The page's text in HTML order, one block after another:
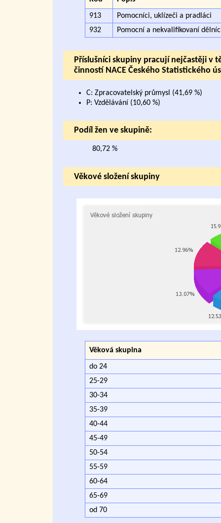
913
Pomocníci, uklízeči a pradláci
932
Pomocní a nekvalifikovaní
Příslušníci skupiny pracují nejčastěji v
činností NACE Českého Statistického
C: Zpracovatelský průmysl (41,69 %)
P: Vzdělávání (10,60 %)
Podíl žen ve skupině:
80,72 %
Věkové složení skupiny
Věková skupina
do 24
25-29
30-34
35-39
40-44
45-49
50-54
55-59
60-64
65-69
od 70